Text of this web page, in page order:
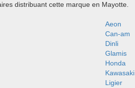
distribuant cette marque en Mayotte.
Aeon
Can-am
Dinli
Glamis
Honda
Kawasaki
Ligier